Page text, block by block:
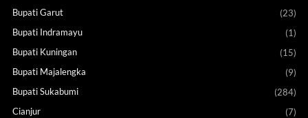
Bupati Garut
(23)
Bupati Indramayu
(1)
Bupati Kuningan
(15)
Bupati Majalengka
(9)
Bupati Sukabumi
(284)
Cianjur
(7)